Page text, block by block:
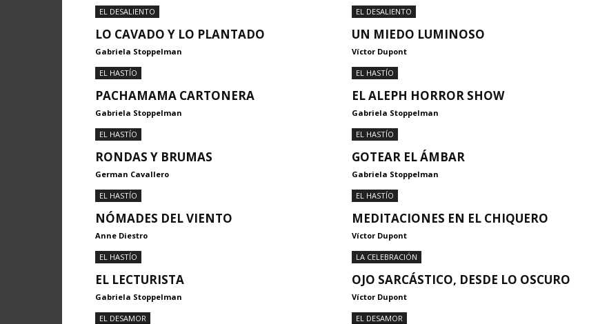
EL DESALIENTO
LO CAVADO Y LO PLANTADO
Gabriela Stoppelman
EL DESALIENTO
UN MIEDO LUMINOSO
Víctor Dupont
EL HASTÍO
PACHAMAMA CARTONERA
Gabriela Stoppelman
EL HASTÍO
EL ALEPH HORROR SHOW
Gabriela Stoppelman
EL HASTÍO
RONDAS Y BRUMAS
German Cavallero
EL HASTÍO
GOTEAR EL ÁMBAR
Gabriela Stoppelman
EL HASTÍO
NÓMADES DEL VIENTO
Anne Diestro
EL HASTÍO
MEDITACIONES EN EL CHIQUERO
Víctor Dupont
EL HASTÍO
EL LECTURISTA
Gabriela Stoppelman
LA CELEBRACIÓN
OJO SARCÁSTICO, DESDE LO OSCURO
Víctor Dupont
EL DESAMOR EL DESAMOR